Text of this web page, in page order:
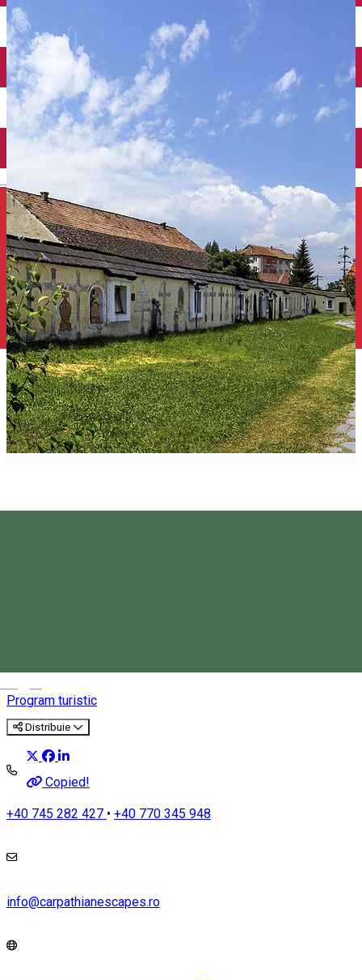
Închirieri de biciclete
Program turistic
Distribuie
Copied!
+40 745 282 427 • +40 770 345 948
info@carpathianescapes.ro